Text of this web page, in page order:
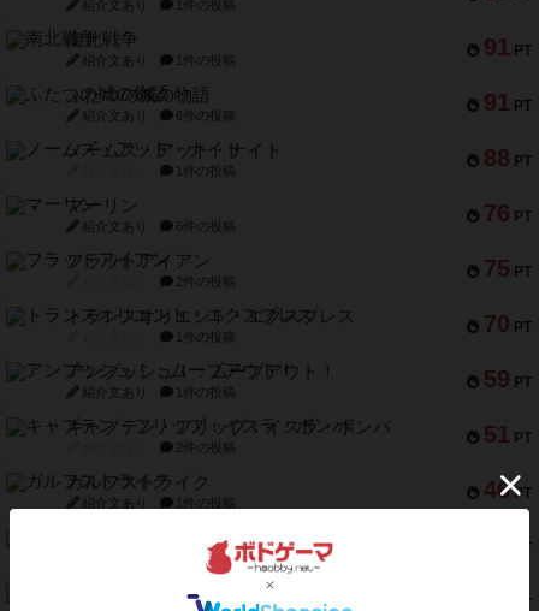
紹介文あり 1件の投稿
91 PT
南北戦争
紹介文あり 1件の投稿
91 PT
ふたつの城の物語
紹介文あり 6件の投稿
88 PT
ノームズ・アット・ナイト
1件の投稿
76 PT
マーリン
紹介文あり 6件の投稿
75 PT
フラットアイアン
2件の投稿
70 PT
トランスオリエント・エクスプレス
1件の投稿
59 PT
アンブッシュ！：ムーブアウト！
紹介文あり 1件の投稿
51 PT
キャプテン・フリップ：イスラ・ボンバ
2件の投稿
46 PT
ガルフストライク
紹介文あり 1件の投稿
PT
エコーズ・オブ・タイム
8件の投稿
PT